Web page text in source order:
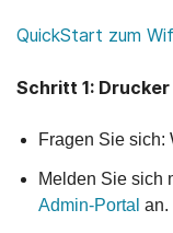
QuickStart zum
Schritt 1:
Fragen Sie sich:
Melden Sie sich
Admin-Portal an.